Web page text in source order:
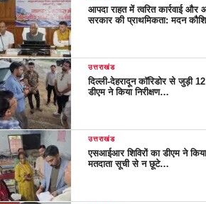
आपदा राहत में त्वरित कार्रवाई
सरकार की प्राथमिकता: मदन
उत्तराखंड
दिल्ली-देहरादून कॉरिडोर से जुड़ी
डीएम ने किया निरीक्षण…
उत्तराखंड
एसआईआर शिविरों का डीएम ने
मतदाता सूची से न छूटे…